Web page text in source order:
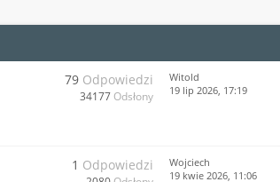
79 Odpowiedzi
34177 Odsłony
Witold
19 lip 2026, 17:19
1 Odpowiedzi
Wojciech
19 kwie 2026, 11:06